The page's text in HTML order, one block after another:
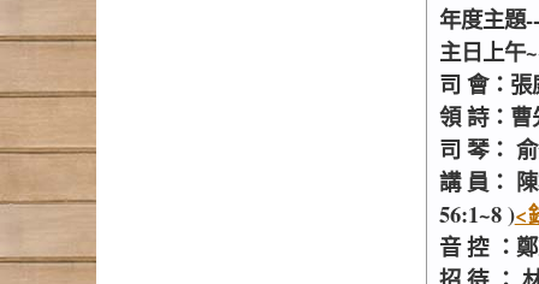
年度主題
主日上午
司 會：張
領 詩：曹
司 琴：
講 員：
56:1~8 )<
音 控 ：